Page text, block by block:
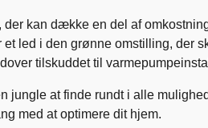
kan dække en del af
led i den grønne omstilling, der
tilskuddet til
jungle at finde rundt i alle
med at optimere dit hjem.